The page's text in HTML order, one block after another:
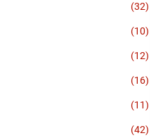
(32)
(10)
(12)
(16)
(11)
(42)